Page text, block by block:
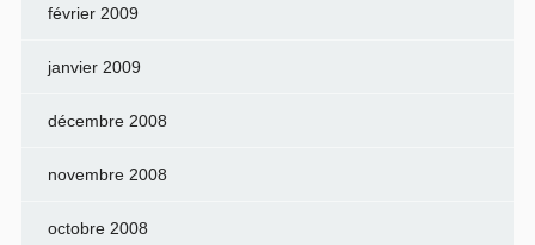
février 2009
janvier 2009
décembre 2008
novembre 2008
octobre 2008